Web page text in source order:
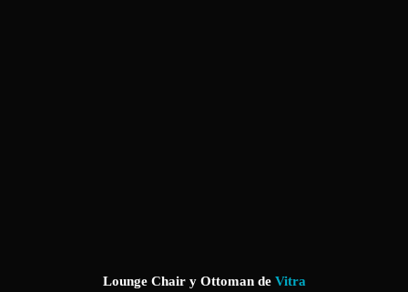
Lounge Chair y Ottoman de Vitra